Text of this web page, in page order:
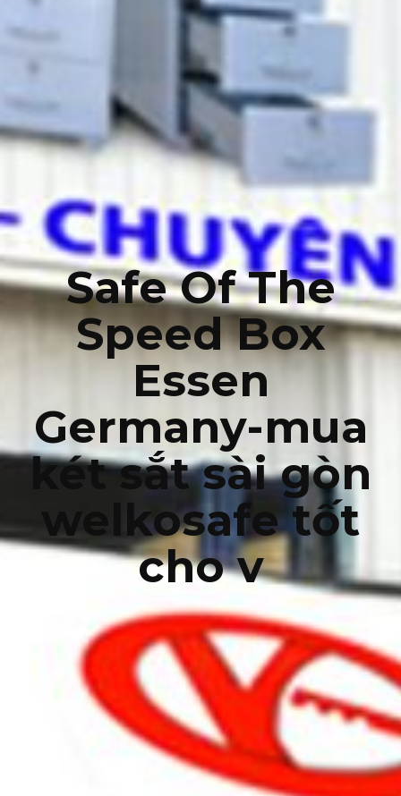
Safe Of The
Speed Box
Essen
Germany-mua
két sắt sài gòn
welkosafe tốt
cho v